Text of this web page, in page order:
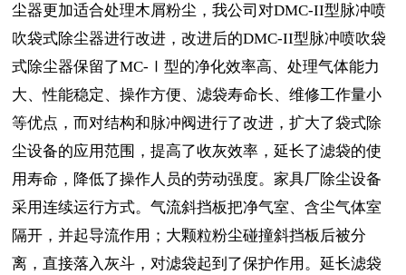
尘器更加适合处理木屑粉尘，我公司对DMC-II型脉冲喷
吹袋式除尘器进行改进，改进后的DMC-II型脉冲喷吹袋
式除尘器保留了MC-Ⅰ型的净化效率高、处理气体能力
大、性能稳定、操作方便、滤袋寿命长、维修工作量小
等优点，而对结构和脉冲阀进行了改进，扩大了袋式除
尘设备的应用范围，提高了收灰效率，延长了滤袋的使
用寿命，降低了操作人员的劳动强度。家具厂除尘设备
采用连续运行方式。气流斜挡板把净气室、含尘气体室
隔开，并起导流作用；大颗粒粉尘碰撞斜挡板后被分
离，直接落入灰斗，对滤袋起到了保护作用。延长滤袋